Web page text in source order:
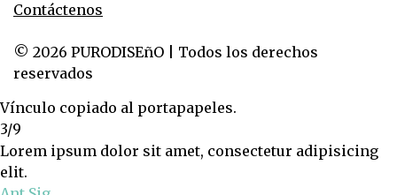
Contáctenos
© 2026 PURODISEñO | Todos los derechos
reservados
Vínculo copiado al portapapeles.
3/9
Lorem ipsum dolor sit amet, consectetur adipisicing
elit.